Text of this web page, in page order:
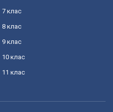
7 клас
8 клас
9 клас
10 клас
11 клас